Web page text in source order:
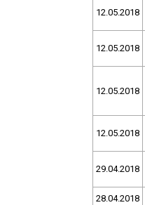
12.05.2018
12.05.2018
12.05.2018
12.05.2018
29.04.2018
28.04.2018